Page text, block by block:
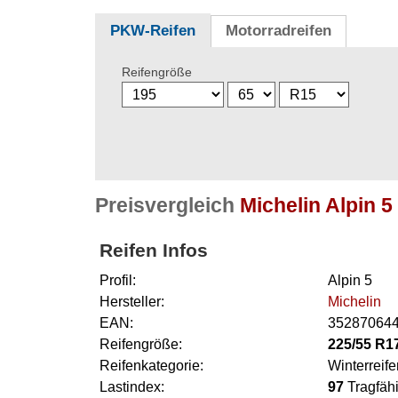
PKW-Reifen Motorradreifen
Reifengröße
Preisvergleich Michelin Alpin 5
Reifen Infos
Profil:
Alpin 5
Hersteller:
Michelin
EAN:
Reifengröße:
225/55
Reifenkategorie:
Lastindex:
97